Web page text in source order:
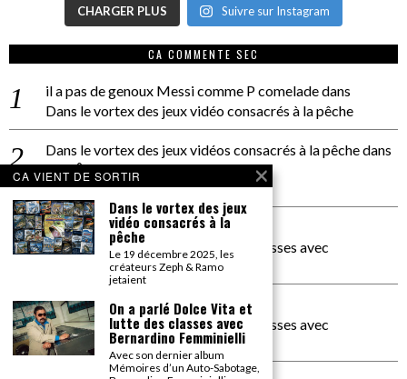
CHARGER PLUS Suivre sur Instagram
CA COMMENTE SEC
il a pas de genoux Messi comme P comeladedans
Dans le vortex des jeux vidéo consacrés à la pêche
Dans le vortex des jeux vidéos consacrés à la pêchedans
PACÔME THIELLEMENT
La séance d’Hip Gnose
La Patrie
dans
On a parlé Dolce Vita et lutte des classes avec
Bernardino Femminielli
carte noire negra à l'o tiededans
On a parlé Dolce Vita et lutte des classes avec
Bernardino Femminielli
CA VIENT DE SORTIR
Dans le vortex des jeux
vidéo consacrés à la
pêche
Le 19 décembre 2025, les
créateurs Zeph & Ramo
jetaient
On a parlé Dolce Vita et
lutte des classes avec
Bernardino Femminielli
Avec son dernier album
Mémoires d’un Auto-Sabotage,